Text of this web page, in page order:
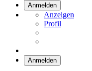
Anmelden
Anzeigen
Profil
Anmelden